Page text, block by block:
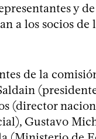
y
a los socios de
de la
(director
Gustavo